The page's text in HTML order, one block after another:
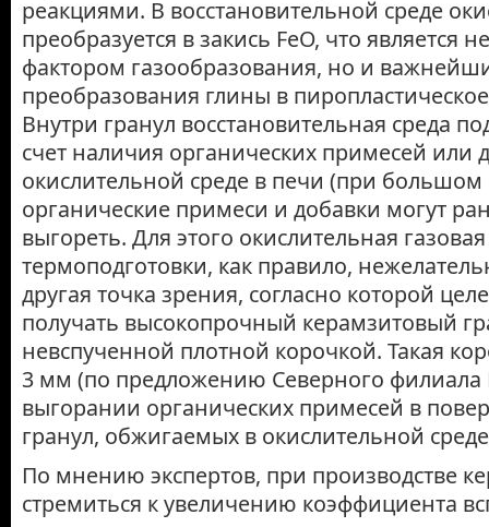
реакциями. В восстановительной среде
преобразуется в закись FeO, что является
фактором газообразования, но и
преобразования глины в
Внутри гранул восстановительная среда
счет наличия органических примесей или
окислительной среде в печи (при большом
органические примеси и добавки могут
выгореть. Для этого окислительная
термоподготовки, как правило,
другая точка зрения, согласно которой
получать высокопрочный керамзитовый
невспученной плотной корочкой. Такая
3 мм (по предложению Северного
выгорании органических примесей в
гранул, обжигаемых в окислительной
По мнению экспертов, при производстве
стремиться к увеличению коэффициента